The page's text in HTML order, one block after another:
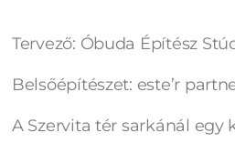
Tervező: Óbuda Építész
Belsőépítészet: este’r
A Szervita tér sarkánál egy